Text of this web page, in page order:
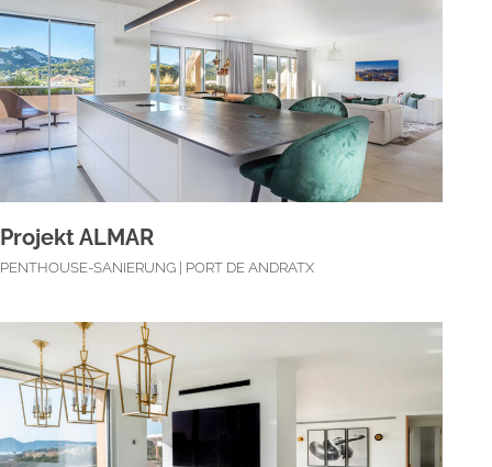
Projekt ALMAR
PENTHOUSE-SANIERUNG | PORT DE ANDRATX